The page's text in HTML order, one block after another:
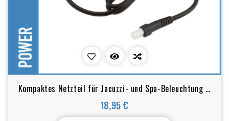
Kompaktes Netzteil für Jacuzzi- und Spa-Beleuchtung –
12V AC
18,95 €
Preis